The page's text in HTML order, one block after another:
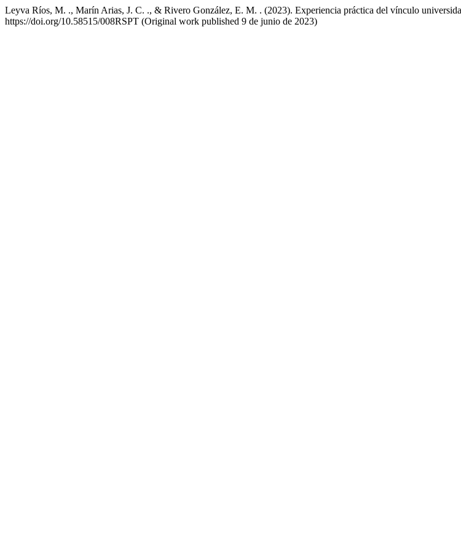
Leyva Ríos, M. ., Marín Arias, J. C. ., & Rivero González, E. M. . (2023). Experiencia práctica del vínculo
https://doi.org/10.58515/008RSPT (Original work published 9 de junio de 2023)